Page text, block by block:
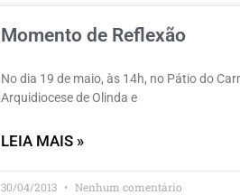
Momento de Reflexão
No dia 19 de maio, às 14h, no Pátio do
Arquidiocese de Olinda e
LEIA MAIS »
30/04/2013 Nenhum comentário